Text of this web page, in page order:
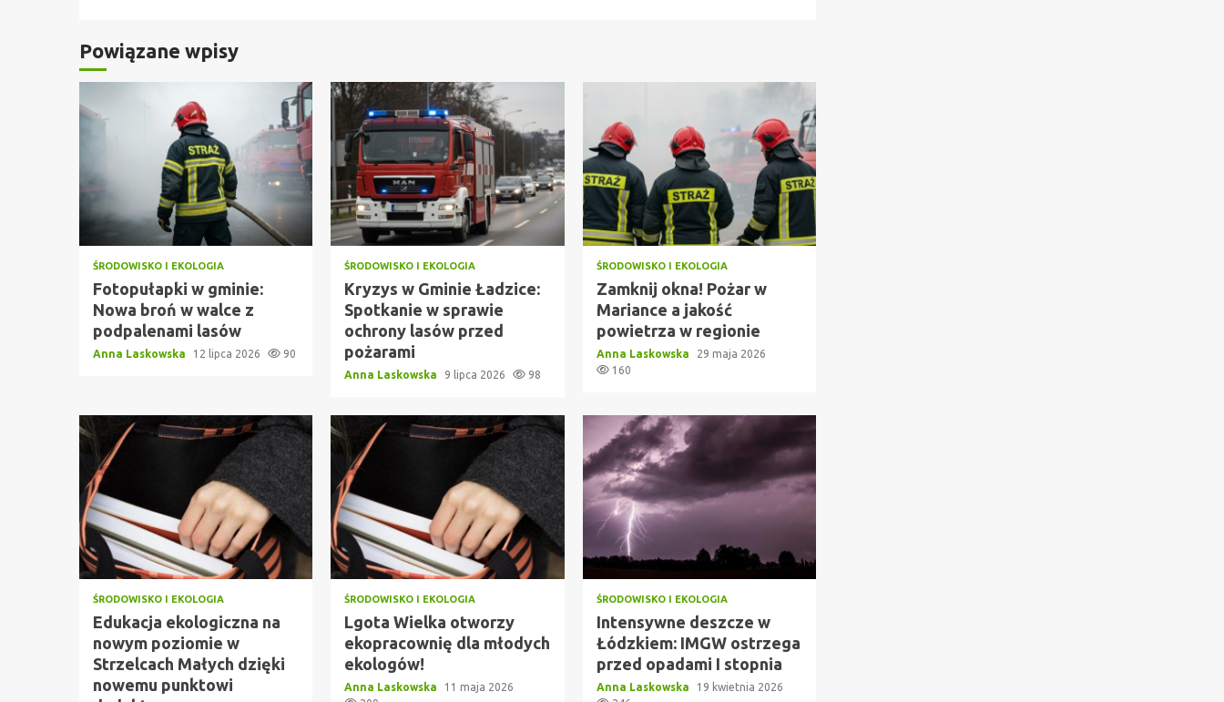
Powiązane wpisy
ŚRODOWISKO I EKOLOGIA
Fotopułapki w gminie:
Nowa broń w walce z
podpalenami lasów
Anna Laskowska 12 lipca 2026 90
ŚRODOWISKO I EKOLOGIA
Kryzys w Gminie Ładzice:
Spotkanie w sprawie
ochrony lasów przed
pożarami
Anna Laskowska 9 lipca 2026 98
ŚRODOWISKO I EKOLOGIA
Zamknij okna! Pożar w
Mariance a jakość
powietrza w regionie
Anna Laskowska
29 maja 2026
160
ŚRODOWISKO I EKOLOGIA
Edukacja ekologiczna na
nowym poziomie w
Strzelcach Małych dzięki
nowemu punktowi
ŚRODOWISKO I EKOLOGIA
Lgota Wielka otworzy
ekopracownię dla młodych
ekologów!
Anna Laskowska
11 maja 2026
ŚRODOWISKO I EKOLOGIA
Intensywne deszcze w
Łódzkiem: IMGW ostrzega
przed opadami I stopnia
Anna Laskowska
19 kwietnia 2026